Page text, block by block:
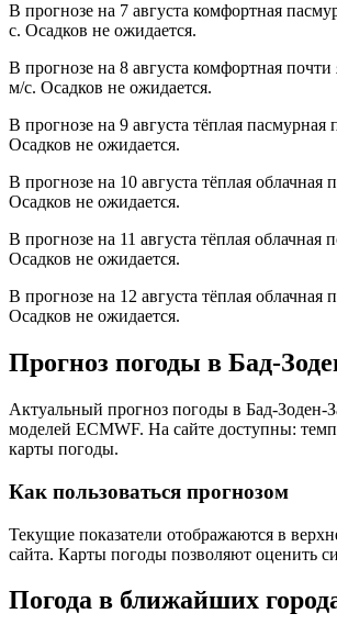
В прогнозе на 7 августа комфортная
с. Осадков не ожидается.
В прогнозе на 8 августа комфортная
м/с. Осадков не ожидается.
В прогнозе на 9 августа тёплая
Осадков не ожидается.
В прогнозе на 10 августа тёплая
Осадков не ожидается.
В прогнозе на 11 августа тёплая
Осадков не ожидается.
В прогнозе на 12 августа тёплая
Осадков не ожидается.
Прогноз погоды в Бад-
Актуальный прогноз погоды в Бад-Зоден-
моделей ECMWF. На сайте доступны:
карты погоды.
Как пользоваться прогнозом
Текущие показатели отображаются в
сайта. Карты погоды позволяют оценить
Погода в ближайших